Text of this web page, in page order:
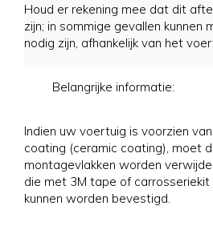
Houd er rekening mee dat dit
zijn; in sommige gevallen kunnen
nodig zijn, afhankelijk van het
Belangrijke informatie:
Indien uw voertuig is voorzien
coating (ceramic coating), moet
montagevlakken worden
die met 3M tape of
kunnen worden bevestigd.